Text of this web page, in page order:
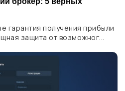
гарантия получения прибыли
защита от возможног...